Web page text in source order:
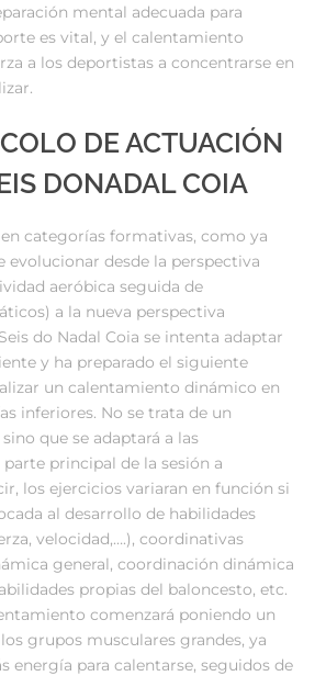
mental adecuada para
es vital, y el calentamiento
a los deportistas a concentrarse en
DE ACTUACIÓN
DONADAL COIA
categorías formativas, como ya
evolucionar desde la perspectiva
aeróbica seguida de
a la nueva perspectiva
do Nadal Coia se intenta adaptar
y ha preparado el siguiente
un calentamiento dinámico en
inferiores. No se trata de un
que se adaptará a las
parte principal de la sesión a
los ejercicios variaran en función si
al desarrollo de habilidades
velocidad,….), coordinativas
general, coordinación dinámica
propias del baloncesto, etc.
comenzará poniendo un
grupos musculares grandes, ya
energía para calentarse, seguidos de